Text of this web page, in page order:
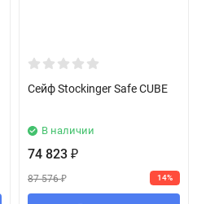
Сейф Stockinger Safe CUBE
В наличии
74 823 ₽
87 576₽ 14%